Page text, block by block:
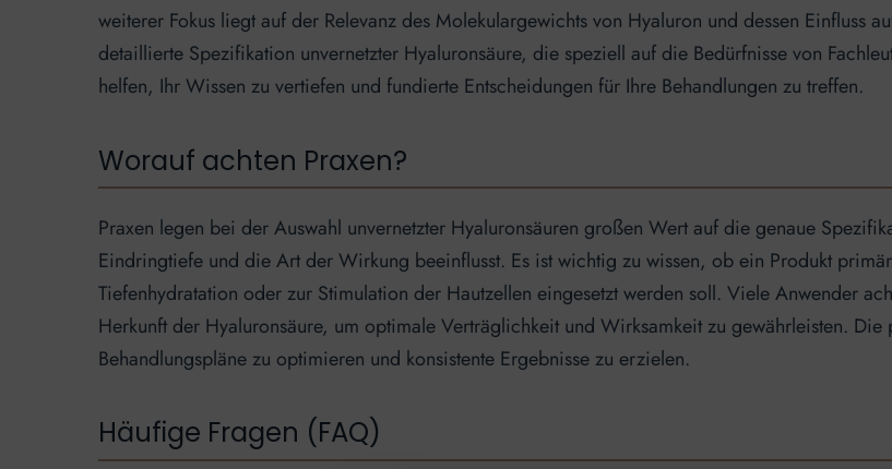
weiterer Fokus liegt auf der Relevanz des Molekulargewichts von Hyaluron und dessen Einfluss
detaillierte Spezifikation unvernetzter Hyaluronsäure, die speziell auf die Bedürfnisse von
helfen, Ihr Wissen zu vertiefen und fundierte Entscheidungen für Ihre Behandlungen zu treffen.
Worauf achten Praxen?
Praxen legen bei der Auswahl unvernetzter Hyaluronsäuren großen Wert auf die genaue
Eindringtiefe und die Art der Wirkung beeinflusst. Es ist wichtig zu wissen, ob ein Produkt
Tiefenhydratation oder zur Stimulation der Hautzellen eingesetzt werden soll. Viele Anwender
Herkunft der Hyaluronsäure, um optimale Verträglichkeit und Wirksamkeit zu gewährleisten.
Behandlungspläne zu optimieren und konsistente Ergebnisse zu erzielen.
Häufige Fragen (FAQ)